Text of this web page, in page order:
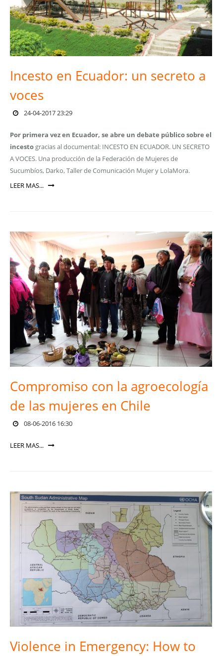
Incesto en Ecuador: un secreto a
voces
24-04-2017 23:29
Por primera vez en Ecuador, se abre un debate público sobre el
incesto gracias al documental: INCESTO EN ECUADOR. UN SECRETO
A VOCES. Una producción de la Federación de Mujeres de
Sucumbíos, Darko, Taller de Comunicación Mujer y LolaMora.
LEER MAS...
Compromiso con la agroecología
de las mujeres en Chile
08-06-2016 16:30
LEER MAS...
Violence in Emergency: How to